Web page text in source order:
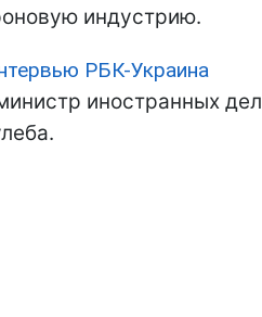
индустрию.
РБК-Украина
иностранных дел